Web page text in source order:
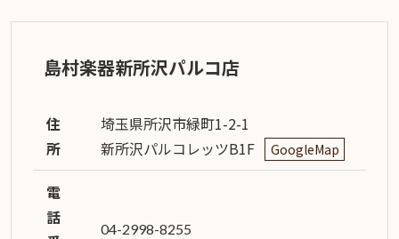
島村楽器新所沢パルコ店
住
所
埼玉県所沢市緑町1-2-1
新所沢パルコレッツB1F
GoogleMap
電
話
04-2998-8255